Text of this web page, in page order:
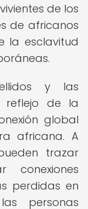
de los
de africanos
la esclavitud
y las
reflejo de la
global
africana. A
trazar
conexiones
perdidas en
personas